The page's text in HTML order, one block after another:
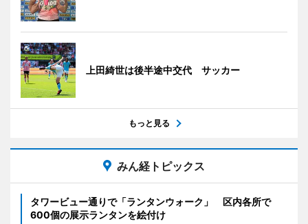
上田綺世は後半途中交代 サッカー
もっと見る
みん経トピックス
タワービュー通りで「ランタンウォーク」 区内各所で
600個の展示ランタンを絵付け